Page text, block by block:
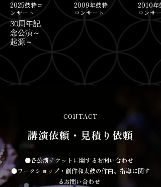
2025鼓粋コ
ンサート
30周年記
念公演～
起源～
2009年鼓粋
コンサート
2010年
コンサー
CONTACT
講演依頼・見積り依頼
●各公演チケットに関するお問い合わせ
●ワークショップ・創作和太鼓の作曲、指導に関す
るお問い合わせ